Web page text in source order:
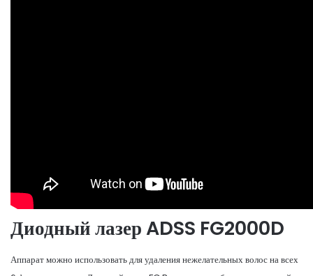
Диодный лазер ADSS FG2000D
Аппарат можно использовать для удаления нежелательных волос на всех